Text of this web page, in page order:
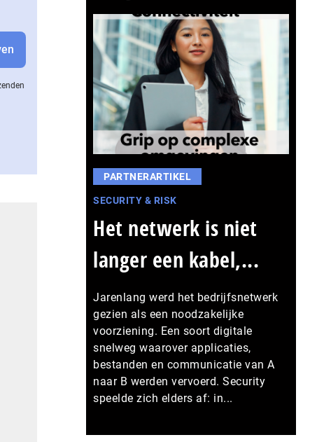
PARTNERARTIKEL
SECURITY & RISK
Het netwerk is niet
langer een kabel,...
Jarenlang werd het bedrijfsnetwerk
gezien als een noodzakelijke
voorziening. Een soort digitale
snelweg waarover applicaties,
bestanden en communicatie van A
naar B werden vervoerd. Security
speelde zich elders af: in...